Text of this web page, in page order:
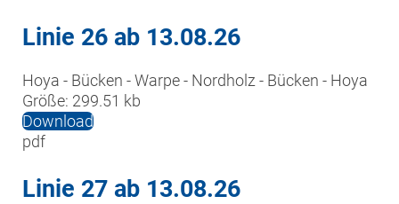
Linie 26 ab 13.08.26
Hoya - Bücken - Warpe - Nordholz - Bücken - Hoya
Größe: 299.51 kb
Download
pdf
Linie 27 ab 13.08.26